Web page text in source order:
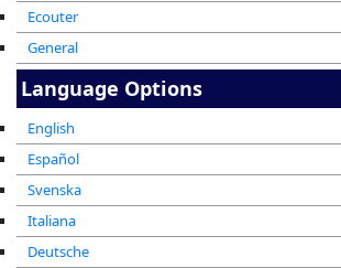
Ecouter
General
Language Options
English
Español
Svenska
Italiana
Deutsche